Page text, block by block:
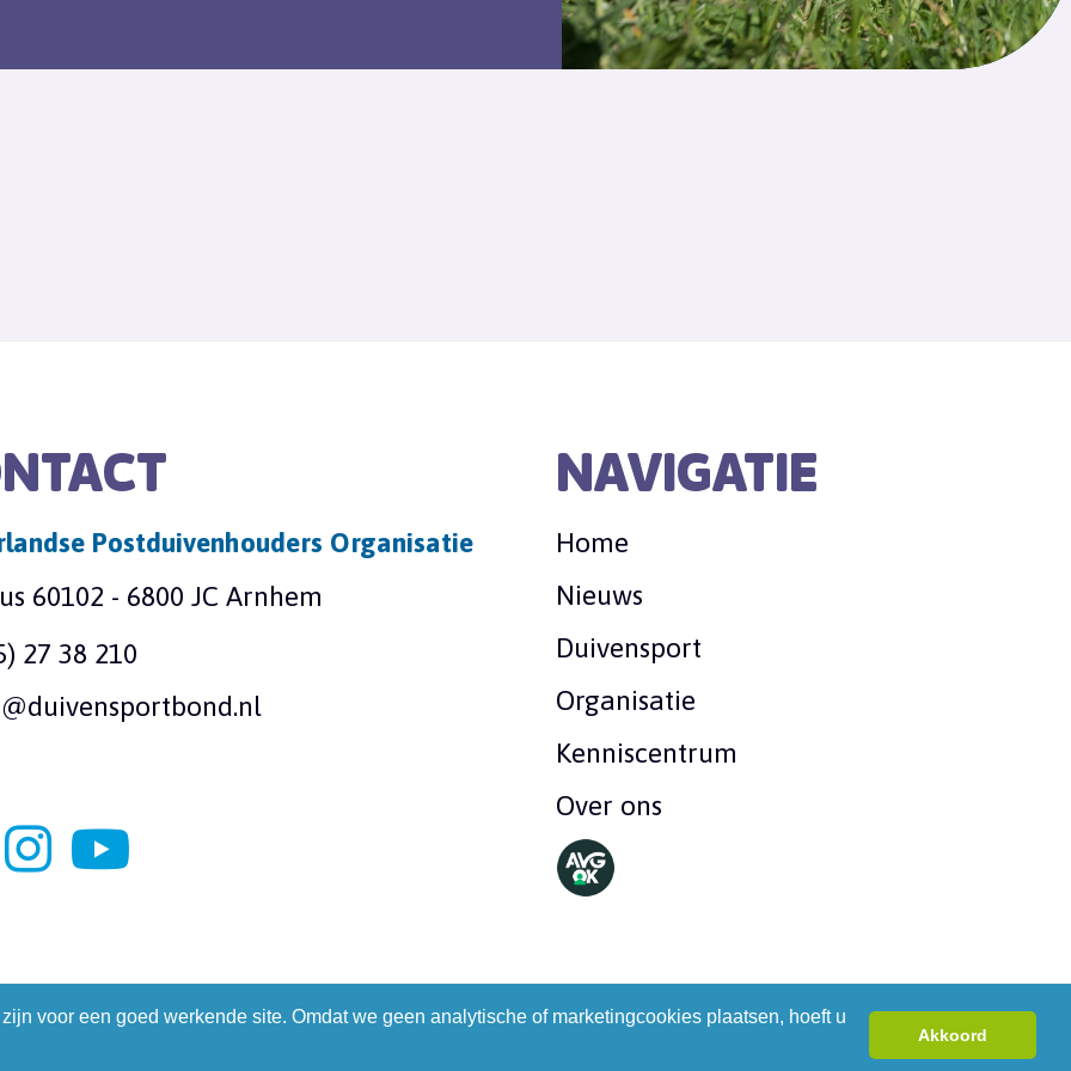
voor een goed werkende site. Omdat we geen analytische of marketingcookies plaatsen, hoeft u
Akkoord
Postduivenhouders Organisatie
60102 - 6800 JC Arnhem
27 38 210
NAVIGATIE
Home
Nieuws
Duivensport
Organisatie
Kenniscentrum
Over ons
Disclaimer